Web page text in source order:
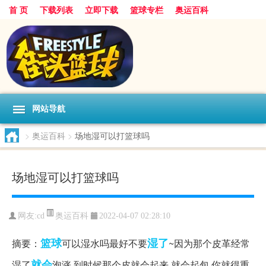
首 页 下载列表 立即下载 篮球专栏 奥运百科
网站导航
> 奥运百科 > 场地湿可以打篮球吗
场地湿可以打篮球吗
网友:cd 奥运百科 2022-04-07 02:28:10
摘要： 篮球可以湿水吗最好不要湿了~因为那个皮革经常